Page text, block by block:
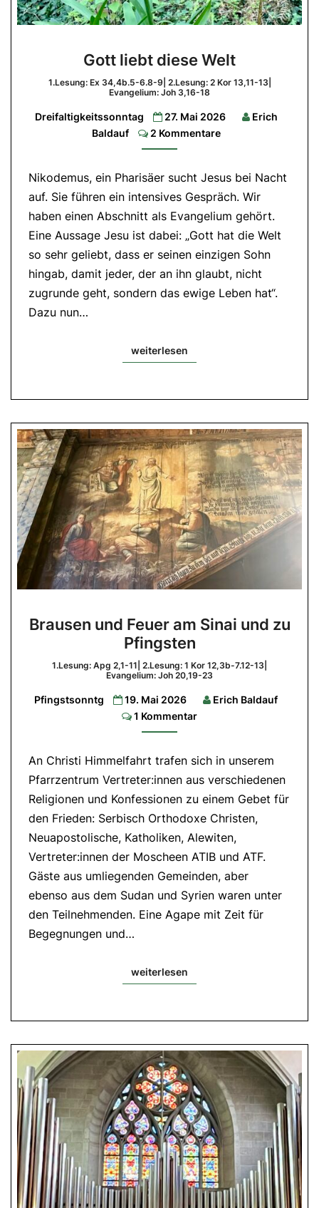
liebt
diese
1.Lesung:
Ex
2
Kor
13,11-
13|
Joh
18
Gott liebt diese Welt
1.Lesung: Ex 34,4b.5-6.8-9| 2.Lesung: 2 Kor 13,11-13|
Evangelium: Joh 3,16-18
Dreifaltigkeitssonntag 27. Mai 2026
Erich
Baldauf
Comments
2 Kommentare
Nikodemus, ein Pharisäer sucht Jesus bei Nacht
auf. Sie führen ein intensives Gespräch. Wir
haben einen Abschnitt als Evangelium gehört.
Eine Aussage Jesu ist dabei: „Gott hat die Welt
so sehr geliebt, dass er seinen einzigen Sohn
hingab, damit jeder, der an ihn glaubt, nicht
zugrunde geht, sondern das ewige Leben hat“.
Dazu nun…
weiterlesen
und
Feuer
am
und
1.Lesung:
2,1-
2.Lesung:
1
12,3b-
13|
Joh
23
Brausen und Feuer am Sinai und zu
Pfingsten
1.Lesung: Apg 2,1-11| 2.Lesung: 1 Kor 12,3b-7.12-13|
Evangelium: Joh 20,19-23
Pfingstsonntg 19. Mai 2026
Erich Baldauf
Comments
1 Kommentar
An Christi Himmelfahrt trafen sich in unserem
Pfarrzentrum Vertreter:innen aus verschiedenen
Religionen und Konfessionen zu einem Gebet für
den Frieden: Serbisch Orthodoxe Christen,
Neuapostolische, Katholiken, Alewiten,
Vertreter:innen der Moscheen ATIB und ATF.
Gäste aus umliegenden Gemeinden, aber
ebenso aus dem Sudan und Syrien waren unter
den Teilnehmenden. Eine Agape mit Zeit für
Begegnungen und…
weiterlesen